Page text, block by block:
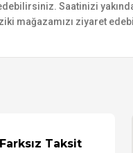
Saatinizi
mağazamızı ziyaret
Taksit